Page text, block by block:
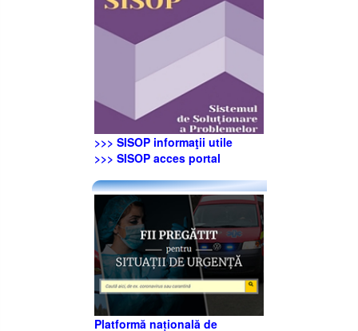
>>> SISOP informaţii utile
>>> SISOP acces portal
Platformă națională de